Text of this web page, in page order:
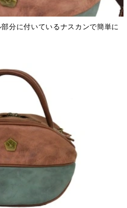
分に付いているナスカンで簡単に